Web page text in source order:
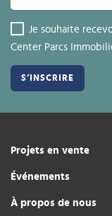
Je souhaite
Center Parcs
Projets en vente
Événements
À propos de nous